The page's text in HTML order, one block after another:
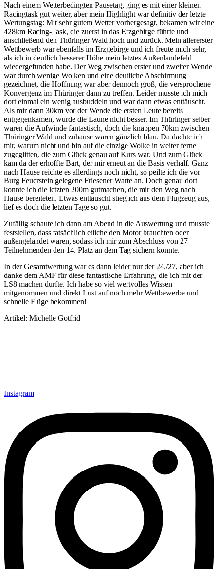
Nach einem Wetterbedingten Pausetag, ging es mit einer kleinen
Racingtask gut weiter, aber mein Highlight war definitiv der letzte
Wertungstag: Mit sehr gutem Wetter vorhergesagt, bekamen wir eine
428km Racing-Task, die zuerst in das Erzgebirge führte und
anschließend den Thüringer Wald hoch und zurück. Mein allererster
Wettbewerb war ebenfalls im Erzgebirge und ich freute mich sehr,
als ich in deutlich besserer Höhe mein letztes Außenlandefeld
wiedergefunden habe. Der Weg zwischen erster und zweiter Wende
war durch wenige Wolken und eine deutliche Abschirmung
gezeichnet, die Hoffnung war aber dennoch groß, die versprochene
Konvergenz im Thüringer dann zu treffen. Leider musste ich mich
dort einmal ein wenig ausbuddeln und war dann etwas enttäuscht.
Als mir dann 30km vor der Wende die ersten Leute bereits
entgegenkamen, wurde die Laune nicht besser. Im Thüringer selber
waren die Aufwinde fantastisch, doch die knappen 70km zwischen
Thüringer Wald und zuhause waren gänzlich blau. Da dachte ich
mir, warum nicht und bin auf die einzige Wolke in weiter ferne
zugeglitten, die zum Glück genau auf Kurs war. Und zum Glück
kam da der erhoffte Bart, der mir erneut an die Basis verhalf. Ganz
nach Hause reichte es allerdings noch nicht, so peilte ich die vor
Burg Feuerstein gelegene Friesener Warte an. Doch genau dort
konnte ich die letzten 200m gutmachen, die mir den Weg nach
Hause bereiteten. Etwas enttäuscht stieg ich aus dem Flugzeug aus,
lief es doch die letzten Tage so gut.
Zufällig schaute ich dann am Abend in die Auswertung und musste
feststellen, dass tatsächlich etliche den Motor brauchten oder
außengelandet waren, sodass ich mir zum Abschluss von 27
Teilnehmenden den 14. Platz an dem Tag sichern konnte.
In der Gesamtwertung war es dann leider nur der 24./27, aber ich
danke dem AMF für diese fantastische Erfahrung, die ich mit der
LS8 machen durfte. Ich habe so viel wertvolles Wissen
mitgenommen und direkt Lust auf noch mehr Wettbewerbe und
schnelle Flüge bekommen!
Artikel: Michelle Gotfrid
Instagram